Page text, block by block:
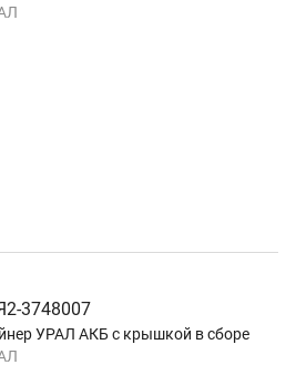
3748007
УРАЛ АКБ с крышкой в сборе